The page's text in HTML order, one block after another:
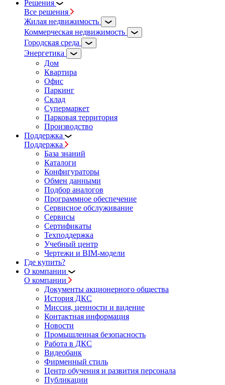
Решения
Все решения
Жилая недвижимость
Коммерческая недвижимость
Городская среда
Энергетика
Дом
Квартира
Офис
Паркинг
Склад
Супермаркет
Парковая территория
Производство
Поддержка
Поддержка
База знаний
Каталоги
Конфигураторы
Обмен данными
Подбор аналогов
Программное обеспечение
Сервисное обслуживание
Сервисы
Сертификаты
Техподдержка
Учебный центр
Чертежи и BIM-модели
Где купить?
О компании
О компании
Документы акционерного общества
История ДКС
Миссия, ценности и видение
Контактная информация
Новости
Промышленная безопасность
Работа в ДКС
Видеобанк
Фирменный стиль
Центр обучения и развития персонала
Публикации